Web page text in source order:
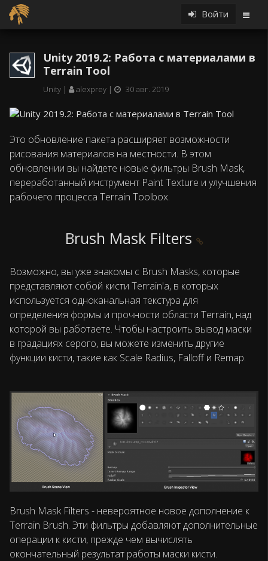
Войти
Unity 2019.2: Работа с материалами в
Terrain Tool
Unity alexprey 30 авг. 2019
Это обновление пакета расширяет возможности
рисования материалов на местности. В этом
обновлении вы найдете новые фильтры Brush Mask,
переработанный инструмент Paint Texture и улучшения
рабочего процесса Terrain Toolbox.
Brush Mask Filters
Возможно, вы уже знакомы с Brush Masks, которые
представляют собой кисти Terrain'a, в которых
используется одноканальная текстура для
определения формы и прочности области Terrain, над
которой вы работаете. Чтобы настроить вывод маски
в градациях серого, вы можете изменить другие
функции кисти, такие как Scale Radius, Falloff и Remap.
Brush Mask Filters - невероятное новое дополнение к
Terrain Brush. Эти фильтры добавляют дополнительные
операции к кисти, прежде чем вычислять
окончательный результат работы маски кисти.